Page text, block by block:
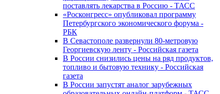
поставлять лекарства в Россию - ТАСС
«Росконгресс» опубликовал программу
Петербургского экономического форума -
РБК
В Севастополе развернули 80-метровую
Георгиевскую ленту - Российская газета
В России снизились цены на ряд продуктов,
топливо и бытовую технику - Российская
газета
В России запустят аналог зарубежных